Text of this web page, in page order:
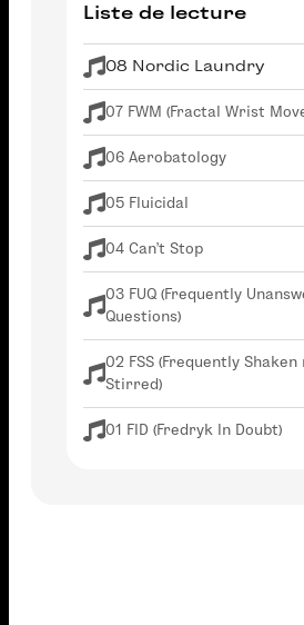
Liste de lecture
08 Nordic Laundry
07 FWM (Fractal Wrist
06 Aerobatology
05 Fluicidal
04 Can't Stop
03 FUQ (Frequently
Questions)
02 FSS (Frequently Shaken
Stirred)
01 FID (Fredryk In Doubt)